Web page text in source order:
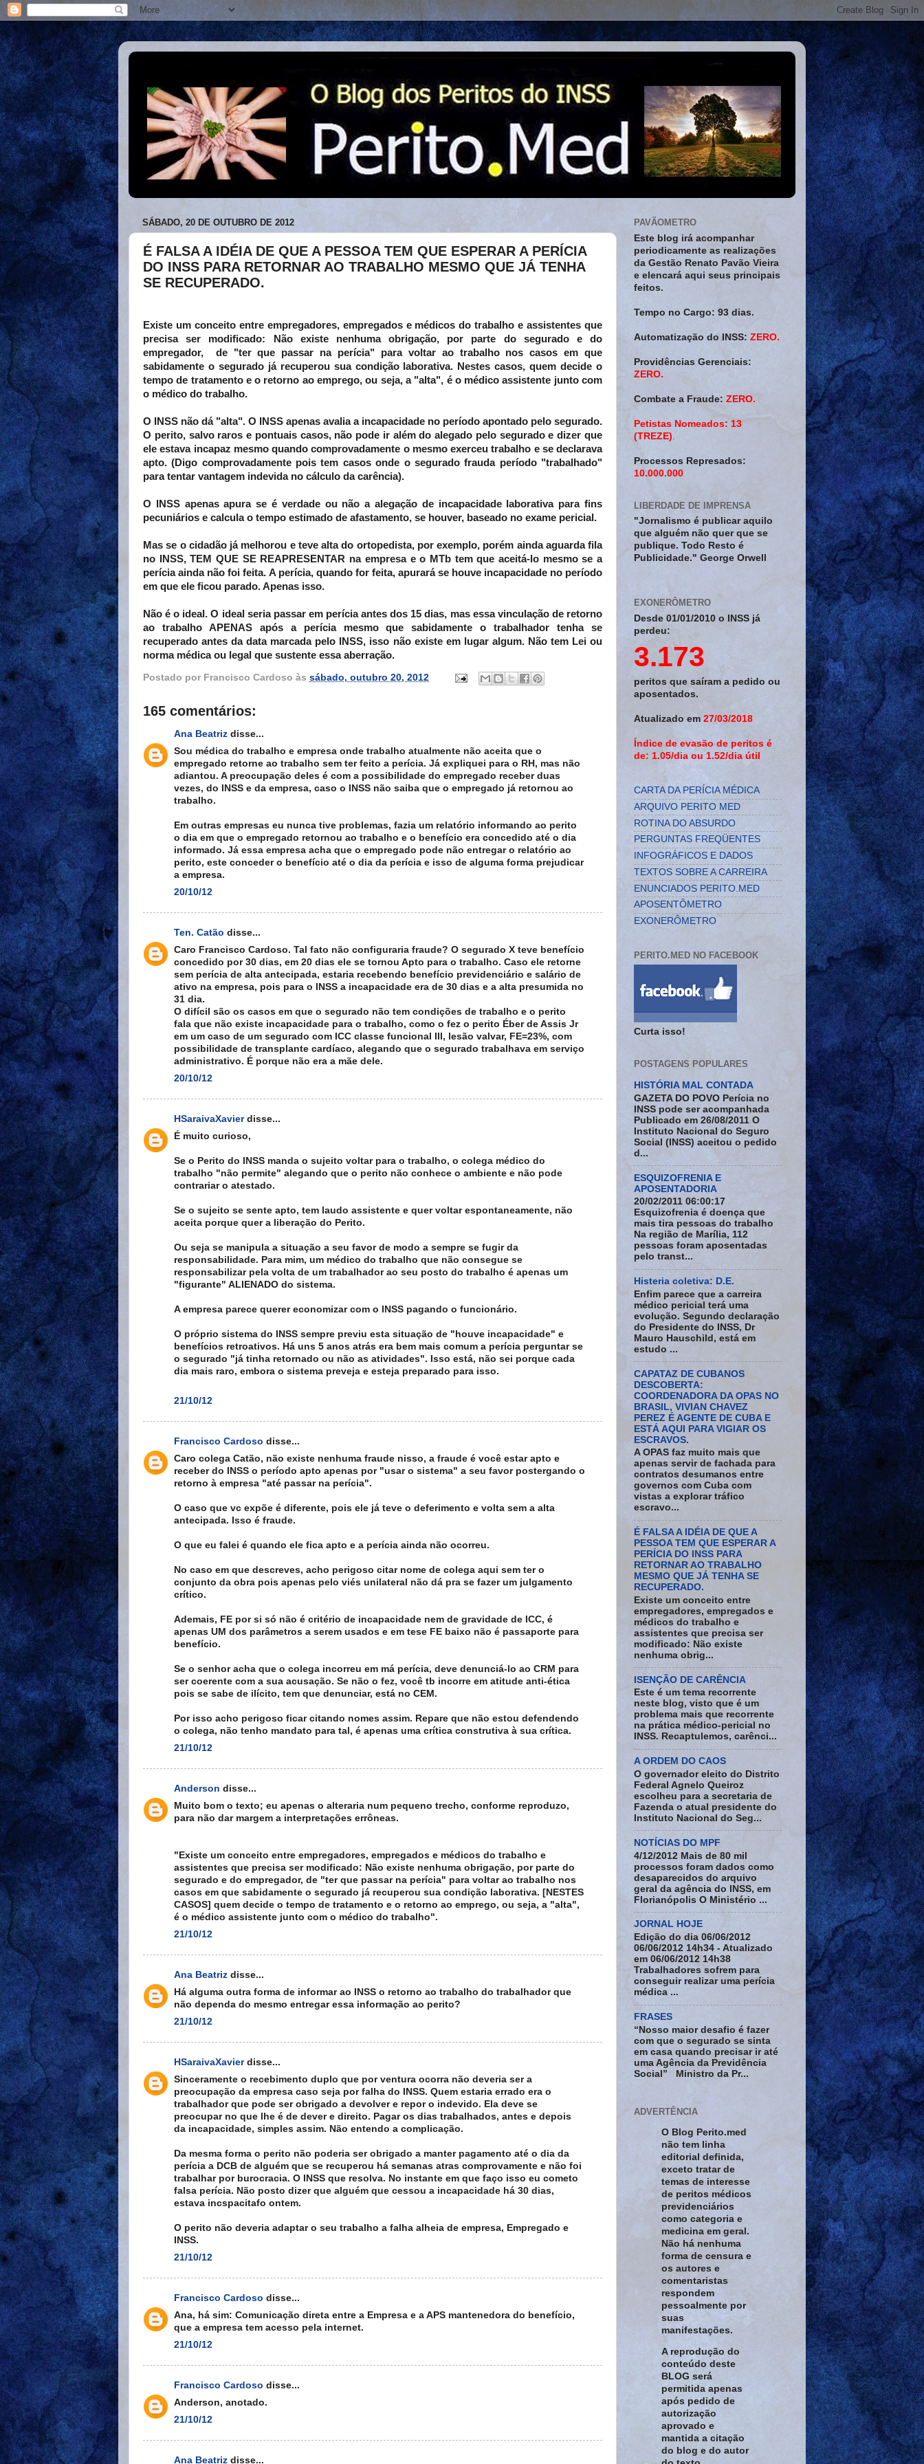
SÁBADO, 20 DE OUTUBRO DE 2012
É FALSA A IDÉIA DE QUE A PESSOA TEM QUE ESPERAR A PERÍCIA
DO INSS PARA RETORNAR AO TRABALHO MESMO QUE JÁ TENHA
SE RECUPERADO.
Existe um conceito entre empregadores, empregados e médicos do trabalho e assistentes que
precisa ser modificado: Não existe nenhuma obrigação, por parte do segurado e do
empregador, de "ter que passar na perícia" para voltar ao trabalho nos casos em que
sabidamente o segurado já recuperou sua condição laborativa. Nestes casos, quem decide o
tempo de tratamento e o retorno ao emprego, ou seja, a "alta", é o médico assistente junto com
o médico do trabalho.
O INSS não dá "alta". O INSS apenas avalia a incapacidade no período apontado pelo segurado.
O perito, salvo raros e pontuais casos, não pode ir além do alegado pelo segurado e dizer que
ele estava incapaz mesmo quando comprovadamente o mesmo exerceu trabalho e se declarava
apto. (Digo comprovadamente pois tem casos onde o segurado frauda período "trabalhado"
para tentar vantagem indevida no cálculo da carência).
O INSS apenas apura se é verdade ou não a alegação de incapacidade laborativa para fins
pecuniários e calcula o tempo estimado de afastamento, se houver, baseado no exame pericial.
Mas se o cidadão já melhorou e teve alta do ortopedista, por exemplo, porém ainda aguarda fila
no INSS, TEM QUE SE REAPRESENTAR na empresa e o MTb tem que aceitá-lo mesmo se a
perícia ainda não foi feita. A perícia, quando for feita, apurará se houve incapacidade no período
em que ele ficou parado. Apenas isso.
Não é o ideal. O ideal seria passar em perícia antes dos 15 dias, mas essa vinculação de retorno
ao trabalho APENAS após a perícia mesmo que sabidamente o trabalhador tenha se
recuperado antes da data marcada pelo INSS, isso não existe em lugar algum. Não tem Lei ou
norma médica ou legal que sustente essa aberração.
Postado por Francisco Cardoso às sábado, outubro 20, 2012
165 comentários:
Ana Beatriz disse...
Sou médica do trabalho e empresa onde trabalho atualmente não aceita que o
empregado retorne ao trabalho sem ter feito a perícia. Já expliquei para o RH, mas não
adiantou. A preocupação deles é com a possibilidade do empregado receber duas
vezes, do INSS e da empresa, caso o INSS não saiba que o empregado já retornou ao
trabalho.
Em outras empresas eu nunca tive problemas, fazia um relatório informando ao perito
o dia em que o empregado retornou ao trabalho e o benefício era concedido até o dia
informado. Já essa empresa acha que o empregado pode não entregar o relatório ao
perito, este conceder o benefício até o dia da perícia e isso de alguma forma prejudicar
a empresa.
20/10/12
Ten. Catão disse...
Caro Francisco Cardoso. Tal fato não configuraria fraude? O segurado X teve benefício
concedido por 30 dias, em 20 dias ele se tornou Apto para o trabalho. Caso ele retorne
sem perícia de alta antecipada, estaria recebendo benefício previdenciário e salário de
ativo na empresa, pois para o INSS a incapacidade era de 30 dias e a alta presumida no
31 dia.
O difícil são os casos em que o segurado não tem condições de trabalho e o perito
fala que não existe incapacidade para o trabalho, como o fez o perito Éber de Assis Jr
em um caso de um segurado com ICC classe funcional III, lesão valvar, FE=23%, com
possibilidade de transplante cardíaco, alegando que o segurado trabalhava em serviço
administrativo. É porque não era a mãe dele.
20/10/12
HSaraivaXavierdisse...
É muito curioso,
Se o Perito do INSS manda o sujeito voltar para o trabalho, o colega médico do
trabalho "não permite" alegando que o perito não conhece o ambiente e não pode
contrariar o atestado.
Se o sujeito se sente apto, tem laudo assistente e quer voltar espontaneamente, não
aceita porque quer a liberação do Perito.
Ou seja se manipula a situação a seu favor de modo a sempre se fugir da
responsabilidade. Para mim, um médico do trabalho que não consegue se
responsabilizar pela volta de um trabalhador ao seu posto do trabalho é apenas um
"figurante" ALIENADO do sistema.
A empresa parece querer economizar com o INSS pagando o funcionário.
O próprio sistema do INSS sempre previu esta situação de "houve incapacidade" e
benefícios retroativos. Há uns 5 anos atrás era bem mais comum a perícia perguntar se
o segurado "já tinha retornado ou não as atividades". Isso está, não sei porque cada
dia mais raro, embora o sistema preveja e esteja preparado para isso.
21/10/12
Francisco Cardoso disse...
Caro colega Catão, não existe nenhuma fraude nisso, a fraude é você estar apto e
receber do INSS o período apto apenas por "usar o sistema" a seu favor postergando o
retorno à empresa "até passar na perícia".
O caso que vc expõe é diferente, pois ele já teve o deferimento e volta sem a alta
antecipada. Isso é fraude.
O que eu falei é quando ele fica apto e a perícia ainda não ocorreu.
No caso em que descreves, acho perigoso citar nome de colega aqui sem ter o
conjunto da obra pois apenas pelo viés unilateral não dá pra se fazer um julgamento
crítico.
Ademais, FE por si só não é critério de incapacidade nem de gravidade de ICC, é
apenas UM dos parâmetros a serem usados e em tese FE baixo não é passaporte para
benefício.
Se o senhor acha que o colega incorreu em má perícia, deve denunciá-lo ao CRM para
ser coerente com a sua acusação. Se não o fez, você tb incorre em atitude anti-ética
pois se sabe de ilícito, tem que denunciar, está no CEM.
Por isso acho perigoso ficar citando nomes assim. Repare que não estou defendendo
o colega, não tenho mandato para tal, é apenas uma crítica construtiva à sua crítica.
21/10/12
Anderson disse...
Muito bom o texto; eu apenas o alteraria num pequeno trecho, conforme reproduzo,
para não dar margem a interpretações errôneas.
"Existe um conceito entre empregadores, empregados e médicos do trabalho e
assistentes que precisa ser modificado: Não existe nenhuma obrigação, por parte do
segurado e do empregador, de "ter que passar na perícia" para voltar ao trabalho nos
casos em que sabidamente o segurado já recuperou sua condição laborativa. [NESTES
CASOS] quem decide o tempo de tratamento e o retorno ao emprego, ou seja, a "alta",
é o médico assistente junto com o médico do trabalho".
21/10/12
Ana Beatriz disse...
Há alguma outra forma de informar ao INSS o retorno ao trabalho do trabalhador que
não dependa do mesmo entregar essa informação ao perito?
21/10/12
HSaraivaXavierdisse...
Sinceramente o recebimento duplo que por ventura ocorra não deveria ser a
preocupação da empresa caso seja por falha do INSS. Quem estaria errado era o
trabalhador que pode ser obrigado a devolver e repor o indevido. Ela deve se
preocupar no que lhe é de dever e direito. Pagar os dias trabalhados, antes e depois
da incapacidade, simples assim. Não entendo a complicação.
Da mesma forma o perito não poderia ser obrigado a manter pagamento até o dia da
perícia a DCB de alguém que se recuperou há semanas atras comprovamente e não foi
trabalhar por burocracia. O INSS que resolva. No instante em que faço isso eu cometo
falsa perícia. Não posto dizer que alguém que cessou a incapacidade há 30 dias,
estava incspacitafo ontem.
O perito não deveria adaptar o seu trabalho a falha alheia de empresa, Empregado e
INSS.
21/10/12
Francisco Cardoso disse...
Ana, há sim: Comunicação direta entre a Empresa e a APS mantenedora do benefício,
que a empresa tem acesso pela internet.
21/10/12
Francisco Cardoso disse...
Anderson, anotado.
21/10/12
Ana Beatriz disse...
PAVÃOMETRO
Este blog irá acompanhar
periodicamente as realizações
da Gestão Renato Pavão Vieira
e elencará aqui seus principais
feitos.
Tempo no Cargo: 93 dias.
Automatização do INSS: ZERO.
Providências Gerenciais:
ZERO.
Combate a Fraude: ZERO.
Petistas Nomeados: 13
(TREZE)
Processos Represados:
10.000.000
LIBERDADE DE IMPRENSA
"Jornalismo é publicar aquilo
que alguém não quer que se
publique. Todo Resto é
Publicidade." George Orwell
EXONERÔMETRO
Desde 01/01/2010 o INSS já
perdeu:
3.173
peritos que saíram a pedido ou
aposentados.
Atualizado em 27/03/2018
Índice de evasão de peritos é
de: 1.05/dia ou 1.52/dia útil
CARTA DA PERÍCIA MÉDICA
ARQUIVO PERITO MED
ROTINA DO ABSURDO
PERGUNTAS FREQÜENTES
INFOGRÁFICOS E DADOS
TEXTOS SOBRE A CARREIRA
ENUNCIADOS PERITO.MED
APOSENTÔMETRO
EXONERÔMETRO
PERITO.MED NO FACEBOOK
Curta isso!
POSTAGENS POPULARES
HISTÓRIA MAL CONTADA
GAZETA DO POVO Perícia no
INSS pode ser acompanhada
Publicado em 26/08/2011 O
Instituto Nacional do Seguro
Social (INSS) aceitou o pedido
d...
ESQUIZOFRENIA E
APOSENTADORIA
20/02/2011 06:00:17
Esquizofrenia é doença que
mais tira pessoas do trabalho
Na região de Marília, 112
pessoas foram aposentadas
pelo transt...
Histeria coletiva: D.E.
Enfim parece que a carreira
médico pericial terá uma
evolução. Segundo declaração
do Presidente do INSS, Dr
Mauro Hauschild, está em
estudo ...
CAPATAZ DE CUBANOS
DESCOBERTA:
COORDENADORA DA OPAS NO
BRASIL, VIVIAN CHAVEZ
PEREZ É AGENTE DE CUBA E
ESTÁ AQUI PARA VIGIAR OS
ESCRAVOS.
A OPAS faz muito mais que
apenas servir de fachada para
contratos desumanos entre
governos com Cuba com
vistas a explorar tráfico
escravo...
É FALSA A IDÉIA DE QUE A
PESSOA TEM QUE ESPERAR A
PERÍCIA DO INSS PARA
RETORNAR AO TRABALHO
MESMO QUE JÁ TENHA SE
RECUPERADO.
Existe um conceito entre
empregadores, empregados e
médicos do trabalho e
assistentes que precisa ser
modificado: Não existe
nenhuma obrig...
ISENÇÃO DE CARÊNCIA
Este é um tema recorrente
neste blog, visto que é um
problema mais que recorrente
na prática médico-pericial no
INSS. Recaptulemos, carênci...
A ORDEM DO CAOS
O governador eleito do Distrito
Federal Agnelo Queiroz
escolheu para a secretaria de
Fazenda o atual presidente do
Instituto Nacional do Seg...
NOTÍCIAS DO MPF
4/12/2012 Mais de 80 mil
processos foram dados como
desaparecidos do arquivo
geral da agência do INSS, em
Florianópolis O Ministério ...
JORNAL HOJE
Edição do dia 06/06/2012
06/06/2012 14h34 - Atualizado
em 06/06/2012 14h38
Trabalhadores sofrem para
conseguir realizar uma perícia
médica ...
FRASES
“Nosso maior desafio é fazer
com que o segurado se sinta
em casa quando precisar ir até
uma Agência da Previdência
Social” Ministro da Pr...
ADVERTÊNCIA
O Blog Perito.med
não tem linha
editorial definida,
exceto tratar de
temas de interesse
de peritos médicos
previdenciários
como categoria e
medicina em geral.
Não há nenhuma
forma de censura e
os autores e
comentaristas
respondem
pessoalmente por
suas
manifestações.
A reprodução do
conteúdo deste
BLOG será
permitida apenas
após pedido de
autorização
aprovado e
mantida a citação
do blog e do autor